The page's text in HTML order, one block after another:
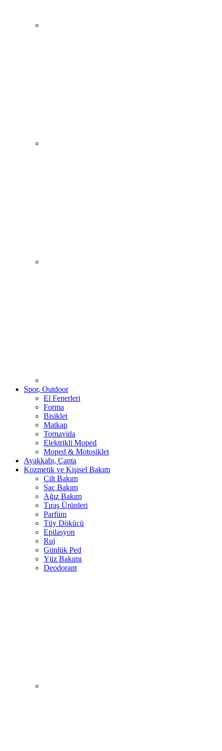
Spor, Outdoor
El Fenerleri
Forma
Bisiklet
Matkap
Tornavida
Elektrikli Moped
Moped & Motosiklet
Ayakkabı, Çanta
Kozmetik ve Kişisel Bakım
Cilt Bakım
Saç Bakım
Ağız Bakım
Tıraş Ürünleri
Parfüm
Tüy Dökücü
Epilasyon
Ruj
Günlük Ped
Yüz Bakımı
Deodorant